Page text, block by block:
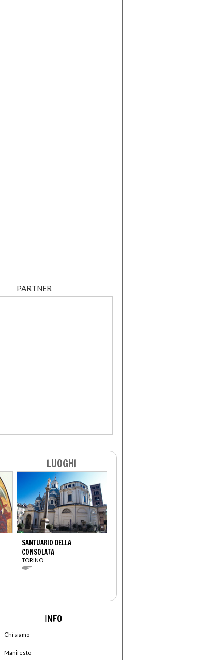
PARTNER
LUOGHI
SANTUARIO DELLA
CONSOLATA
TORINO
INFO
Chi siamo
Manifesto